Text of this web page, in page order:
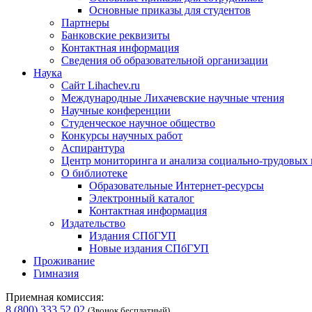
Основные приказы для студентов
Партнеры
Банковские реквизиты
Контактная информация
Сведения об образовательной организации
Наука
Сайт Lihachev.ru
Международные Лихачевские научные чтения
Научные конференции
Студенческое научное общество
Конкурсы научных работ
Аспирантура
Центр мониторинга и анализа социально-трудовых
О библиотеке
Образовательные Интернет-ресурсы
Электронный каталог
Контактная информация
Издательство
Издания СПбГУП
Новые издания СПбГУП
Проживание
Гимназия
Приемная комиссия:
8 (800) 333 52 02